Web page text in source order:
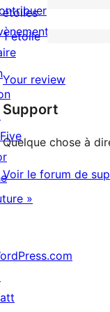
étoile
à
3
étoile
0
avis
à
2
étoile
étoiles
0
à
1
étoile
1 étoile
Your review
Support
Quelque chose à
Voir le forum de
»